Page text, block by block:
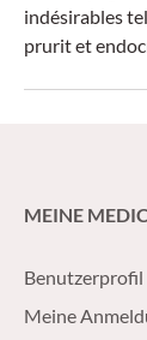
indésirables
prurit et
MEINE
Benutzerprofil
Meine